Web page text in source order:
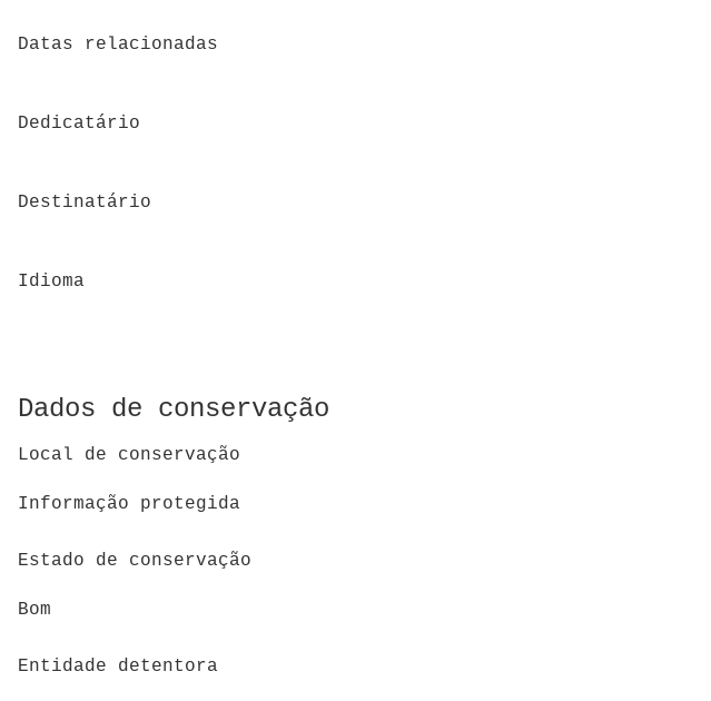
Datas relacionadas
Dedicatário
Destinatário
Idioma
Dados de conservação
Local de conservação
Informação protegida
Estado de conservação
Bom
Entidade detentora